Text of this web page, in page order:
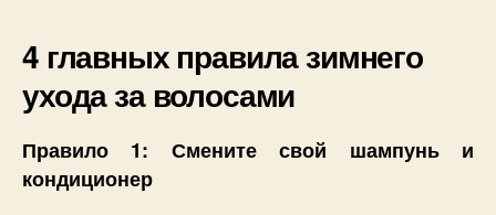
4 главных правила зимнего
ухода за волосами
Правило 1: Смените свой шампунь и
кондиционер